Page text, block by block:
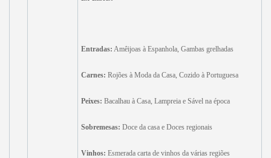
Entradas: Amêijoas à Espanhola, Gambas grelhadas
Carnes: Rojões à Moda da Casa, Cozido à Portuguesa
Peixes: Bacalhau à Casa, Lampreia e Sável na época
Sobremesas: Doce da casa e Doces regionais
Vinhos: Esmerada carta de vinhos da várias regiões